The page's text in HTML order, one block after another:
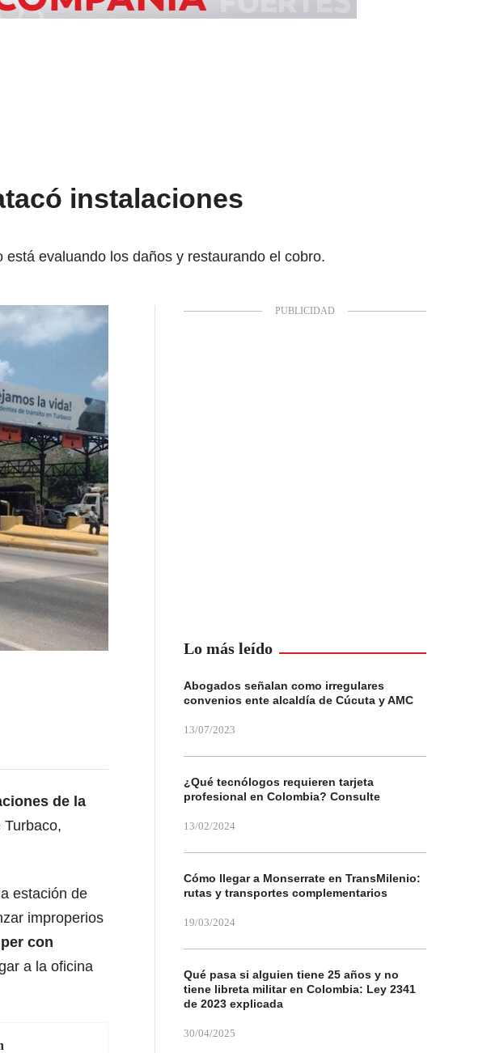
instalaciones
evaluando los daños y restaurando el cobro.
de la
estación de
improperios
con
a la oficina
Lo más leído
Abogados señalan como irregulares
convenios ente alcaldía de Cúcuta y AMC
13/07/2023
¿Qué tecnólogos requieren tarjeta
profesional en Colombia? Consulte
13/02/2024
Cómo llegar a Monserrate en TransMilenio:
rutas y transportes complementarios
19/03/2024
Qué pasa si alguien tiene 25 años y no
tiene libreta militar en Colombia: Ley 2341
de 2023 explicada
30/04/2025